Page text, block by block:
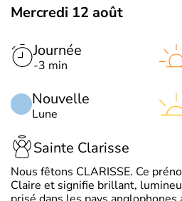
Mercredi 12 août
Journée
-3 min
Nouvelle
Lune
Sainte Clarisse
Nous fêtons CLARISSE. Ce
Claire et signifie brillant,